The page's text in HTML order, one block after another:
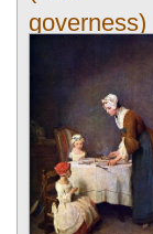
governess)